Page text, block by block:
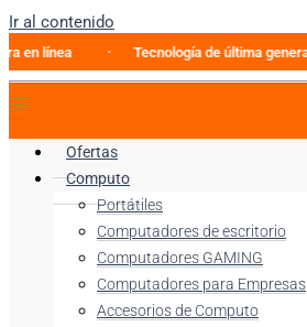
Ir al contenido
Tecnología de última generación
Ofertas
Computo
Portátiles
Computadores de escritorio
Computadores GAMING
Computadores para Empresas
Accesorios de Computo